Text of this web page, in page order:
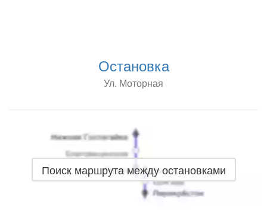
Остановка
Ул. Моторная
Поиск маршрута между остановками